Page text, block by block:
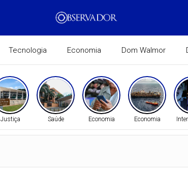
Tecnologia Economia Dom Walmor
Justiça Saúde Economia Economia